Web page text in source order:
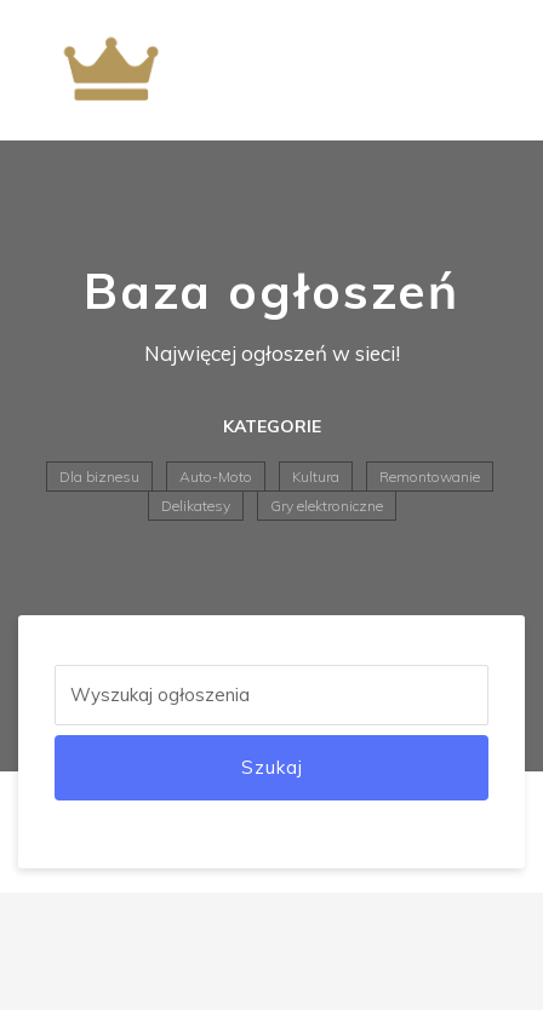
Baza ogłoszeń
Najwięcej ogłoszeń w sieci!
KATEGORIE
Dla biznesu Auto-Moto Kultura
Remontowanie
Delikatesy
Gry elektroniczne
Szukaj